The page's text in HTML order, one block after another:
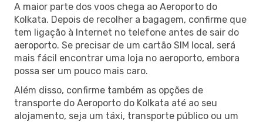
A maior parte dos voos chega ao Aeroporto do
Kolkata. Depois de recolher a bagagem, confirme que
tem ligação à Internet no telefone antes de sair do
aeroporto. Se precisar de um cartão SIM local, será
mais fácil encontrar uma loja no aeroporto, embora
possa ser um pouco mais caro.
Além disso, confirme também as opções de
transporte do Aeroporto do Kolkata até ao seu
alojamento, seja um táxi, transporte público ou um